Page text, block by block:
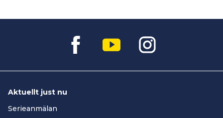
Aktuellt just nu
Serieanmälan